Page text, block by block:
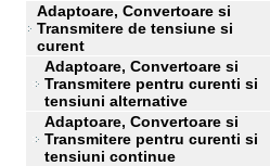
Adaptoare, Convertoare si
Transmitere de tensiune si
curent
Adaptoare, Convertoare si
Transmitere pentru curenti si
tensiuni alternative
Adaptoare, Convertoare si
Transmitere pentru curenti si
tensiuni continue